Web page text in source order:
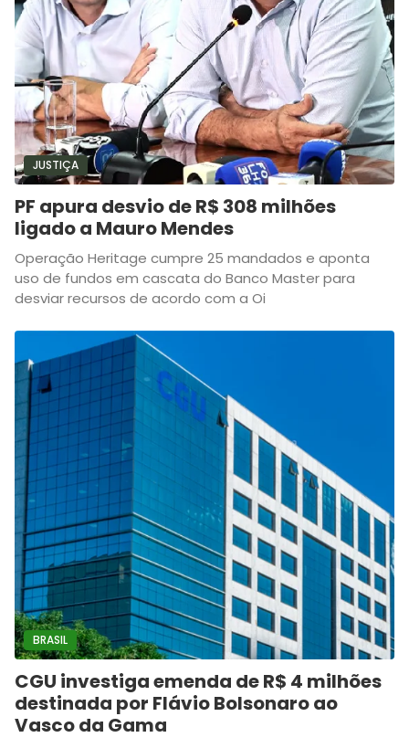
JUSTIÇA
PF apura desvio de R$ 308 milhões
ligado a Mauro Mendes
Operação Heritage cumpre 25 mandados e aponta
uso de fundos em cascata do Banco Master para
desviar recursos de acordo com a Oi
BRASIL
CGU investiga emenda de R$ 4 milhões
destinada por Flávio Bolsonaro ao
Vasco da Gama